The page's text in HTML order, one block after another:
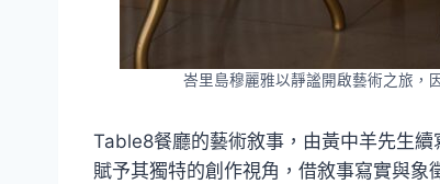
峇里島穆麗雅以靜謐開啟藝術之旅，
Table8餐廳的藝術敘事，由黃中羊先生
賦予其獨特的創作視角，借敘事寫實與